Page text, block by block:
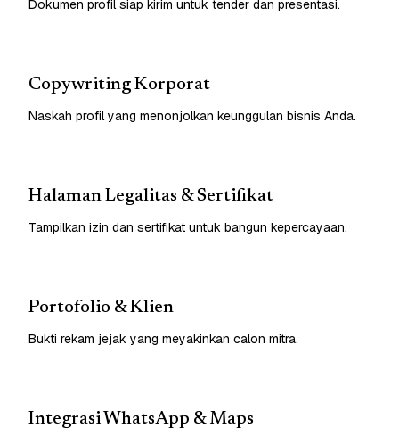
Dokumen profil siap kirim untuk tender dan presentasi.
Copywriting Korporat
Naskah profil yang menonjolkan keunggulan bisnis Anda.
Halaman Legalitas & Sertifikat
Tampilkan izin dan sertifikat untuk bangun kepercayaan.
Portofolio & Klien
Bukti rekam jejak yang meyakinkan calon mitra.
Integrasi WhatsApp & Maps